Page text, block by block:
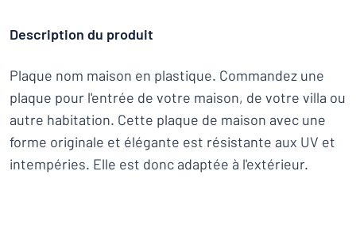
Description du produit
Plaque nom maison en plastique. Commandez une
plaque pour l'entrée de votre maison, de votre villa ou
autre habitation. Cette plaque de maison avec une
forme originale et élégante est résistante aux UV et
intempéries. Elle est donc adaptée à l'extérieur.